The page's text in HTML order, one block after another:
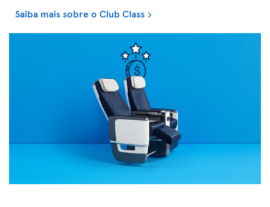
Saiba mais sobre o Club Class